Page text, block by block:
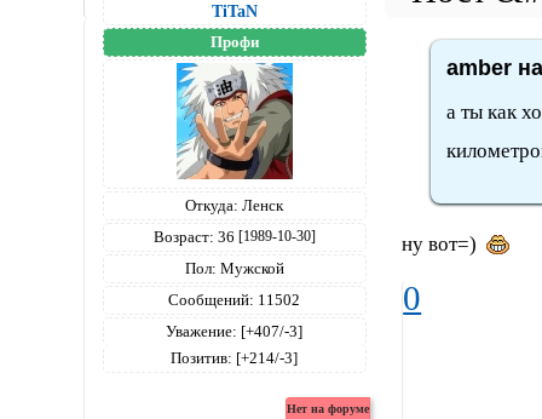
TiTaN
Профи
Откуда: Ленск
Возраст: 36 [1989-10-30]
Пол: Мужской
Сообщений: 11502
Уважение: [+407/-3]
Позитив: [+214/-3]
amber
а ты как
ну вот=)
0